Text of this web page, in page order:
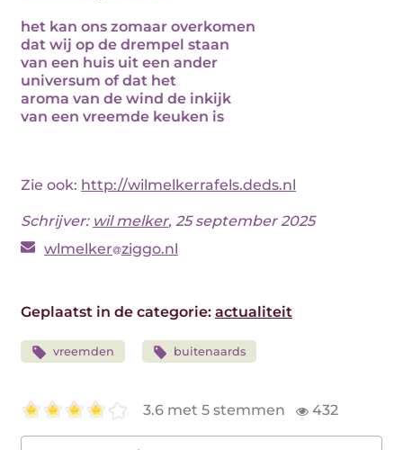
het kan ons zomaar overkomen
dat wij op de drempel staan
van een huis uit een ander
universum of dat het
aroma van de wind de inkijk
van een vreemde keuken is
Zie ook: http://wilmelkerrafels.deds.nl
Schrijver: wil melker, 25 september 2025
wlmelker ziggo.nl
Geplaatst in de categorie: actualiteit
vreemden buitenaards
3.6 met 5 stemmen 432